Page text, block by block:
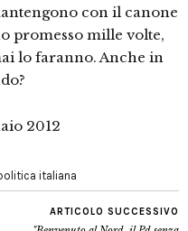
con il canone
promesso mille volte,
lo faranno. Anche in
2012
italiana
ARTICOLO SUCCESSIVO